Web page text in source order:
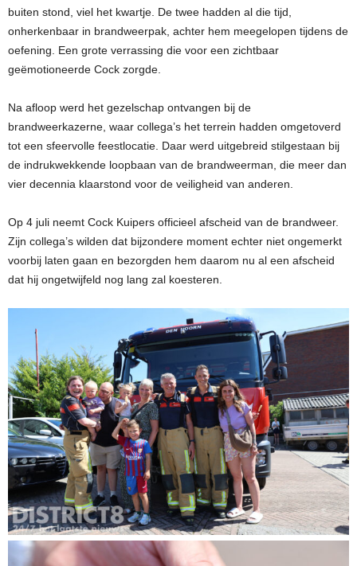
buiten stond, viel het kwartje. De twee hadden al die tijd,
onherkenbaar in brandweerpak, achter hem meegelopen tijdens de
oefening. Een grote verrassing die voor een zichtbaar
geëmotioneerde Cock zorgde.
Na afloop werd het gezelschap ontvangen bij de
brandweerkazerne, waar collega’s het terrein hadden omgetoverd
tot een sfeervolle feestlocatie. Daar werd uitgebreid stilgestaan bij
de indrukwekkende loopbaan van de brandweerman, die meer dan
vier decennia klaarstond voor de veiligheid van anderen.
Op 4 juli neemt Cock Kuipers officieel afscheid van de brandweer.
Zijn collega’s wilden dat bijzondere moment echter niet ongemerkt
voorbij laten gaan en bezorgden hem daarom nu al een afscheid
dat hij ongetwijfeld nog lang zal koesteren.